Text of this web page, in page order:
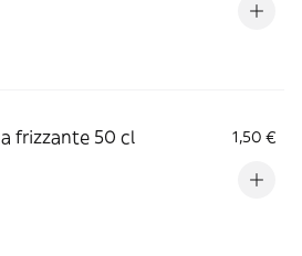
frizzante 50 cl 1,50 €